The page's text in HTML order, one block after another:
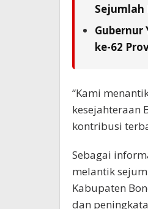
Sejumlah
Gubernur
ke-62
“Kami
kesejahteraan
kontribusi
Sebagai
melantik
Kabupaten
dan